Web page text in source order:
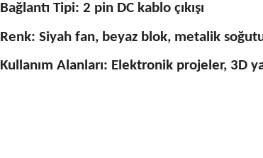
Bağlantı Tipi: 2 pin DC kablo çıkışı
Renk: Siyah fan, beyaz blok, metalik
Kullanım Alanları: Elektronik projeler, 3D